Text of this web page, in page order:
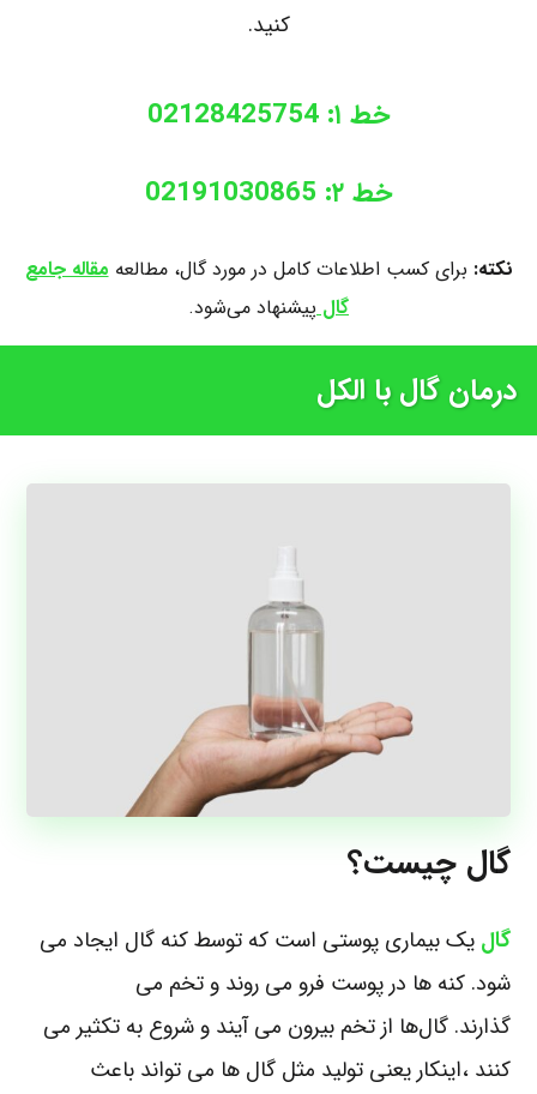
کنید.
خط ۱: 02128425754
خط ۲: 02191030865
نکته: برای کسب اطلاعات کامل در مورد گال، مطالعهمقاله جامع
گالپیشنهاد می‌شود.
درمان گال با الکل
گال چیست؟
گال یک بیماری پوستی است که توسط کنه گال ایجاد می
شود. کنه ها در پوست فرو می روند و تخم می
گذارند. گال‌ها از تخم بیرون می آیند و شروع به تکثیر می
کنند ،اینکار یعنی تولید مثل گال ها می تواند باعث